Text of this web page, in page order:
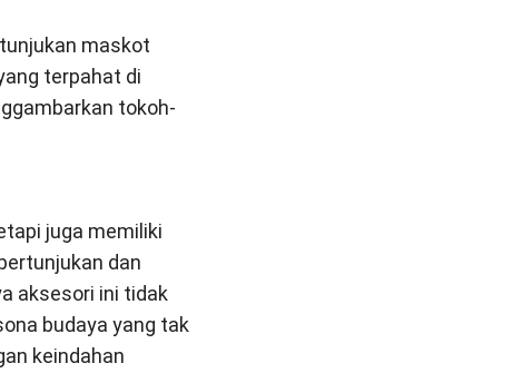
maskot
terpahat di
tokoh-
juga memiliki
dan
aksesori ini tidak
budaya yang tak
keindahan